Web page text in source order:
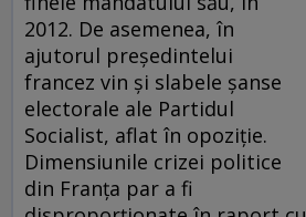
2012. De asemenea, în
ajutorul preşedintelui
francez vin şi slabele şanse
electorale ale Partidul
Socialist, aflat în opoziţie.
Dimensiunile crizei politice
din Franţa par a fi